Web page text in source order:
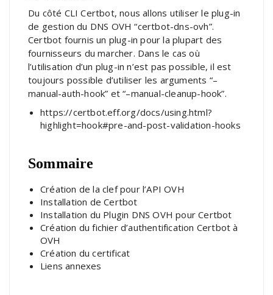
Du côté CLI Certbot, nous allons utiliser le plug-in
de gestion du DNS OVH“certbot-dns-ovh”.
Certbot fournis un plug-in pour la plupart des
fournisseurs du marcher. Dans le cas où
l’utilisation d’un plug-in n’est pas possible, il est
toujours possible d’utiliser les arguments “–
manual-auth-hook” et “–manual-cleanup-hook”.
https://certbot.eff.org/docs/using.html?
highlight=hook#pre-and-post-validation-hooks
Sommaire
Création de la clef pour l’API OVH
Installation de Certbot
Installation du Plugin DNS OVH pour Certbot
Création du fichier d’authentification Certbot à
OVH
Création du certificat
Liens annexes